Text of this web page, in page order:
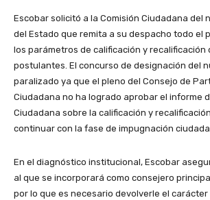
Escobar solicitó a la Comisión Ciudadana del
del Estado que remita a su despacho todo el
los parámetros de calificación y recalificación
postulantes. El concurso de designación del
paralizado ya que el pleno del Consejo de
Ciudadana no ha logrado aprobar el informe
Ciudadana sobre la calificación y
continuar con la fase de impugnación
En el diagnóstico institucional, Escobar
al que se incorporará como consejero
por lo que es necesario devolverle el